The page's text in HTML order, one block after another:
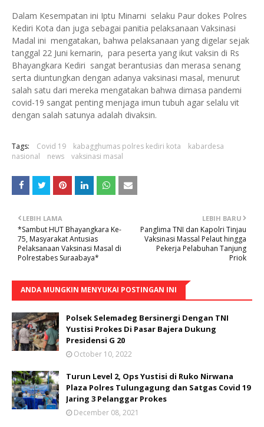
Dalam Kesempatan ini Iptu Minarni selaku Paur dokes Polres
Kediri Kota dan juga sebagai panitia pelaksanaan Vaksinasi
Madal ini mengatakan, bahwa pelaksanaan yang digelar sejak
tanggal 22 Juni kemarin, para peserta yang ikut vaksin di Rs
Bhayangkara Kediri sangat berantusias dan merasa senang
serta diuntungkan dengan adanya vaksinasi masal, menurut
salah satu dari mereka mengatakan bahwa dimasa pandemi
covid-19 sangat penting menjaga imun tubuh agar selalu vit
dengan salah satunya adalah divaksin.
Tags: Covid 19 kabagghumas polres kediri kota
kabardesa
nasional
news vaksinasi masal
LEBIH BARU
Panglima TNI dan Kapolri Tinjau
Vaksinasi Massal Pelaut hingga
Pekerja Pelabuhan Tanjung
Priok
LEBIH LAMA
*Sambut HUT Bhayangkara Ke-
75, Masyarakat Antusias
Pelaksanaan Vaksinasi Masal di
Polrestabes Suraabaya*
ANDA MUNGKIN MENYUKAI POSTINGAN INI
Polsek Selemadeg Bersinergi Dengan TNI
Yustisi Prokes Di Pasar Bajera Dukung
Presidensi G 20
October 10, 2022
Turun Level 2, Ops Yustisi di Ruko Nirwana
Plaza Polres Tulungagung dan Satgas Covid 19
Jaring 3 Pelanggar Prokes
December 08, 2021